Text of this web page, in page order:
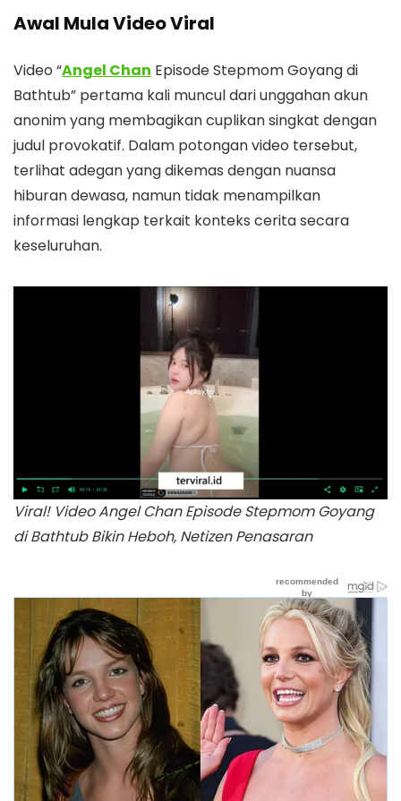
Awal Mula Video Viral
Video “Angel Chan Episode Stepmom Goyang di
Bathtub” pertama kali muncul dari unggahan akun
anonim yang membagikan cuplikan singkat dengan
judul provokatif. Dalam potongan video tersebut,
terlihat adegan yang dikemas dengan nuansa
hiburan dewasa, namun tidak menampilkan
informasi lengkap terkait konteks cerita secara
keseluruhan.
Viral! Video Angel Chan Episode Stepmom Goyang
di Bathtub Bikin Heboh, Netizen Penasaran